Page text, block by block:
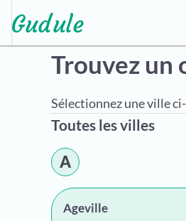
Trouvez un
Sélectionnez une ville
Toutes les villes
A
Ageville